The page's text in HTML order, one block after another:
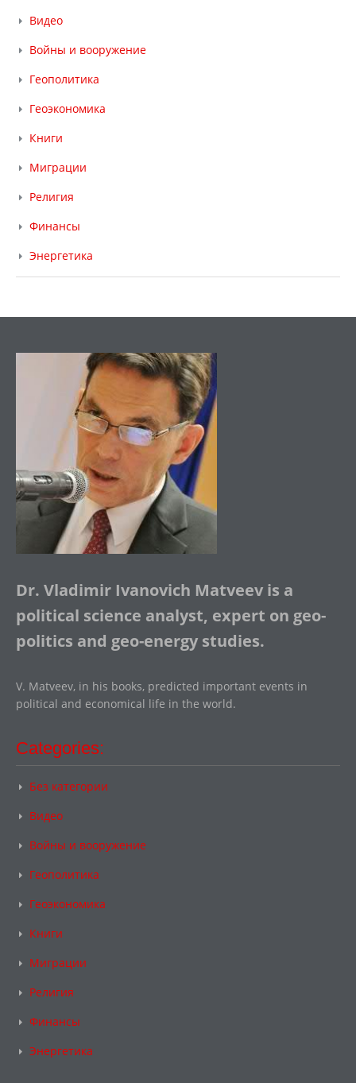
Видео
Войны и вооружение
Геополитика
Геоэкономика
Книги
Миграции
Религия
Финансы
Энергетика
Dr. Vladimir Ivanovich Matveev is a
political science analyst, expert on geo-
politics and geo-energy studies.
V. Matveev, in his books, predicted important events in
political and economical life in the world.
Categories:
Без категории
Видео
Войны и вооружение
Геополитика
Геоэкономика
Книги
Миграции
Религия
Финансы
Энергетика